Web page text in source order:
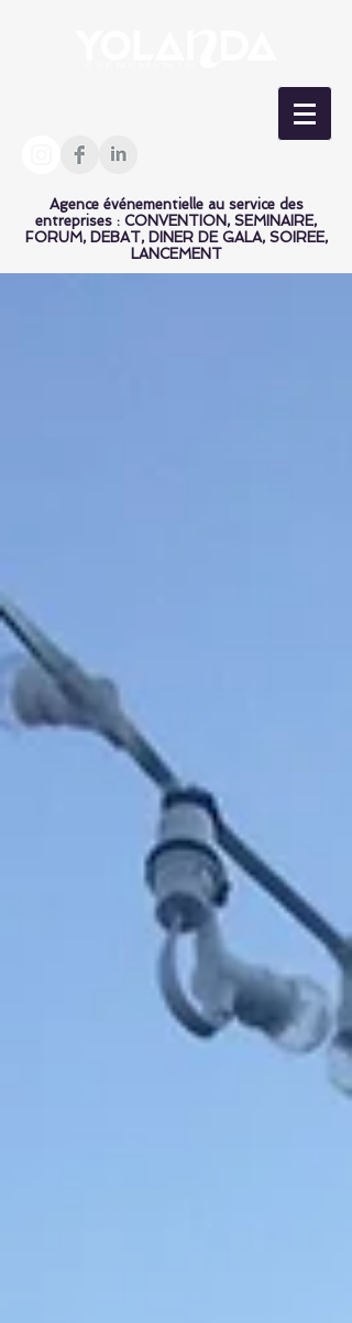
Agence événementielle au service des
entreprises : CONVENTION, SEMINAIRE,
FORUM, DEBAT, DINER DE GALA, SOIREE,
LANCEMENT